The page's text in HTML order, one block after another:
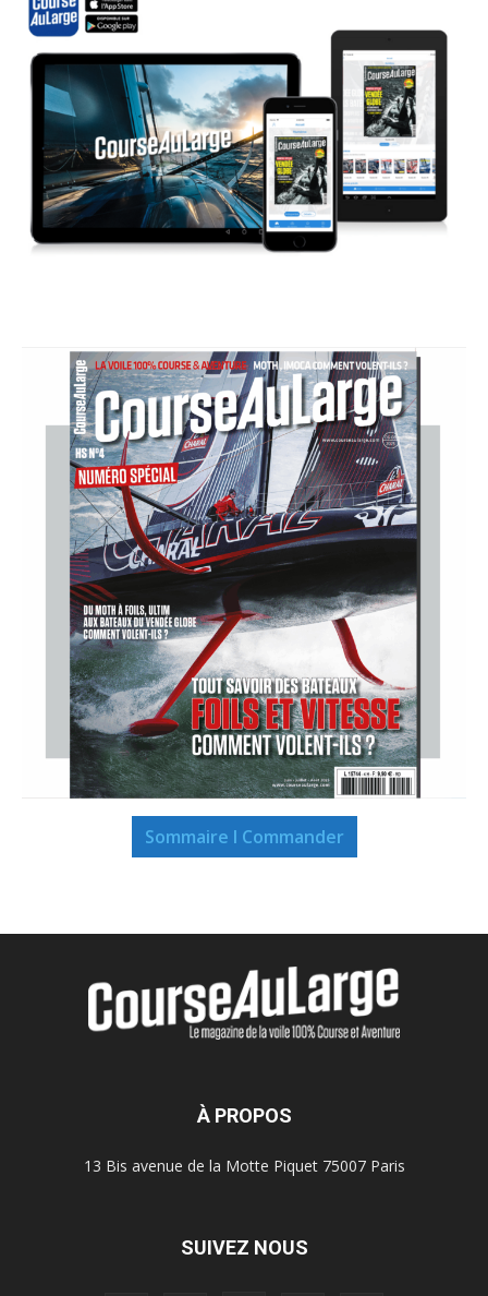
Sommaire I Commander
À PROPOS
13 Bis avenue de la Motte Piquet 75007 Paris
SUIVEZ NOUS